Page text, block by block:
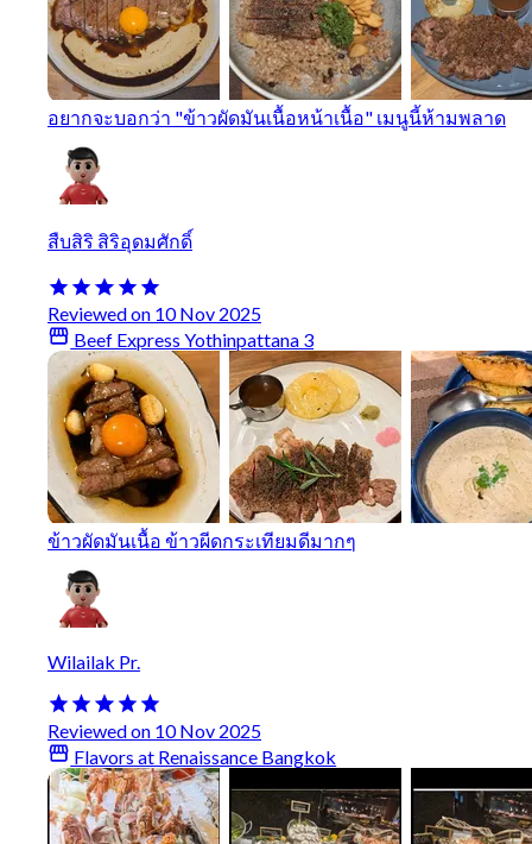
อยากจะบอกว่า "ข้าวผัดมันเนื้อหน้าเนื้อ" เมนูนี้ห้ามพลาด
สืบสิริ สิริอุดมศักดิ์
Reviewed on 10 Nov 2025
Beef Express Yothinpattana 3
ข้าวผัดมันเนื้อ ข้าวผีดกระเทียมดีมากๆ
Wilailak Pr.
Reviewed on 10 Nov 2025
Flavors at Renaissance Bangkok